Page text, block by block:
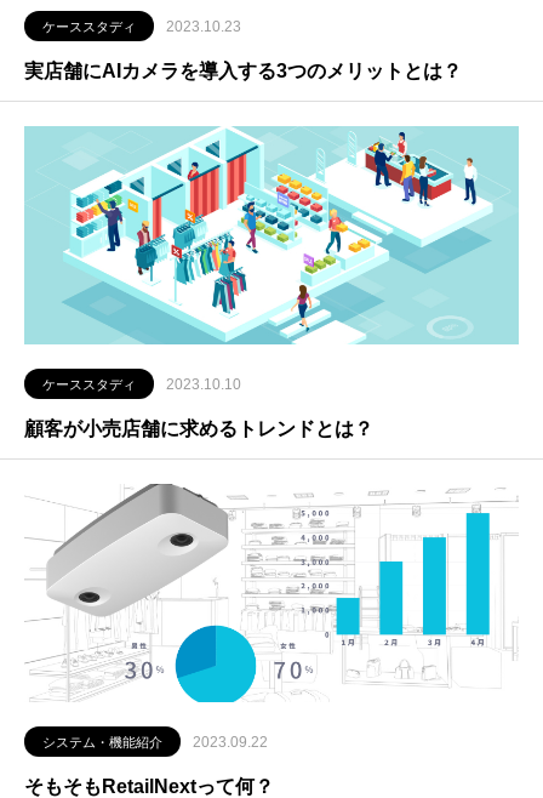
ケーススタディ 2023.10.23
実店舗にAIカメラを導入する3つのメリットとは？
ケーススタディ 2023.10.10
顧客が小売店舗に求めるトレンドとは？
システム・機能紹介 2023.09.22
そもそもRetailNextって何？